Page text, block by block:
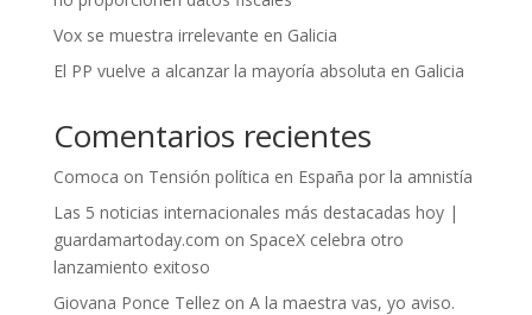
Vox se muestra irrelevante en Galicia
El PP vuelve a alcanzar la mayoría absoluta en Galicia
Comentarios recientes
Comoca on Tensión política en España por la amnistía
Las 5 noticias internacionales más destacadas hoy |
guardamartoday.com on SpaceX celebra otro
lanzamiento exitoso
Giovana Ponce Tellezon A la maestra vas, yo aviso.